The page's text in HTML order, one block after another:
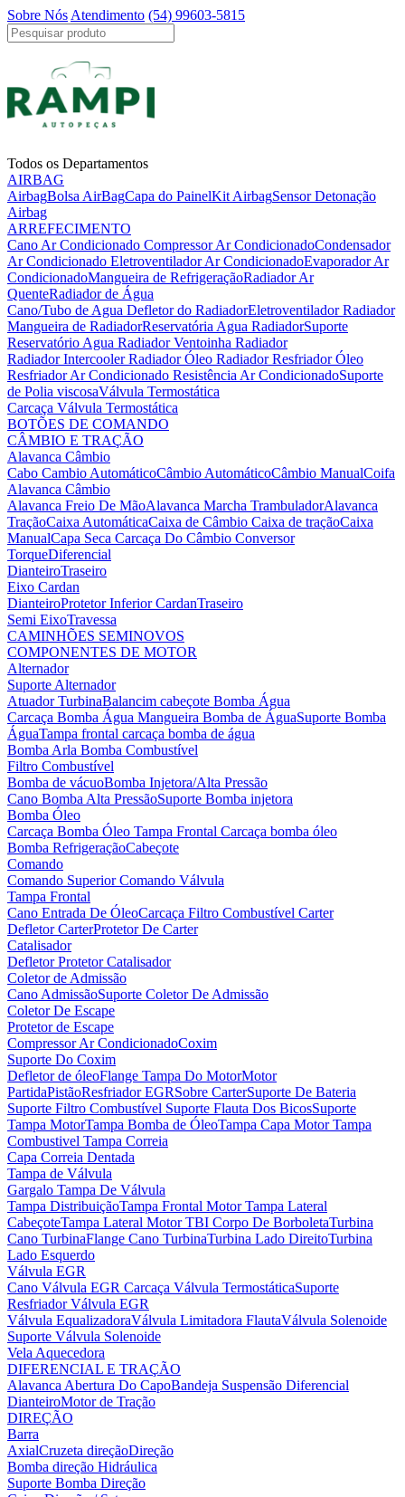
Sobre Nós Atendimento (54) 99603-5815
Todos os Departamentos
AIRBAG
AirbagBolsa AirBagCapa do PainelKit AirbagSensor Detonação
Airbag
ARREFECIMENTO
Cano Ar Condicionado Compressor Ar CondicionadoCondensador
Ar Condicionado Eletroventilador Ar CondicionadoEvaporador Ar
CondicionadoMangueira de RefrigeraçãoRadiador Ar
QuenteRadiador de Água
Cano/Tubo de Agua Defletor do RadiadorEletroventilador Radiador
Mangueira de RadiadorReservatória Agua RadiadorSuporte
Reservatório Agua RadiadorVentoinha Radiador
Radiador IntercoolerRadiador Óleo Radiador Resfriador Óleo
Resfriador Ar Condicionado Resistência Ar CondicionadoSuporte
de Polia viscosaVálvula Termostática
Carcaça Válvula Termostática
BOTÕES DE COMANDO
CÂMBIO E TRAÇÃO
Alavanca Câmbio
Cabo Cambio AutomáticoCâmbio AutomáticoCâmbio ManualCoifa
Alavanca Câmbio
Alavanca Freio De MãoAlavanca Marcha TrambuladorAlavanca
TraçãoCaixa AutomáticaCaixa de Câmbio Caixa de traçãoCaixa
ManualCapa Seca Carcaça Do Câmbio Conversor
TorqueDiferencial
DianteiroTraseiro
Eixo Cardan
DianteiroProtetor Inferior CardanTraseiro
Semi EixoTravessa
CAMINHÕES SEMINOVOS
COMPONENTES DE MOTOR
Alternador
Suporte Alternador
Atuador TurbinaBalancim cabeçote Bomba Água
Carcaça Bomba Água Mangueira Bomba de ÁguaSuporte Bomba
ÁguaTampa frontal carcaça bomba de água
Bomba Arla Bomba Combustível
Filtro Combustível
Bomba de vácuoBomba Injetora/Alta Pressão
Cano Bomba Alta PressãoSuporte Bomba injetora
Bomba Óleo
Carcaça Bomba Óleo Tampa Frontal Carcaça bomba óleo
Bomba RefrigeraçãoCabeçote
Comando
Comando SuperiorComando Válvula
Tampa Frontal
Cano Entrada De ÓleoCarcaça Filtro Combustível Carter
Defletor CarterProtetor De Carter
Catalisador
Defletor Protetor Catalisador
Coletor de Admissão
Cano AdmissãoSuporte Coletor De Admissão
Coletor De Escape
Protetor de Escape
Compressor Ar CondicionadoCoxim
Suporte Do Coxim
Defletor de óleoFlange Tampa Do MotorMotor
PartidaPistãoResfriador EGRSobre CarterSuporte De Bateria
Suporte Filtro Combustível Suporte Flauta Dos BicosSuporte
Tampa MotorTampa Bomba de ÓleoTampa Capa MotorTampa
Combustivel Tampa Correia
Capa Correia Dentada
Tampa de Válvula
Gargalo Tampa De Válvula
Tampa DistribuiçãoTampa Frontal MotorTampa Lateral
CabeçoteTampa Lateral MotorTBI Corpo De BorboletaTurbina
Cano TurbinaFlange Cano TurbinaTurbina Lado DireitoTurbina
Lado Esquerdo
Válvula EGR
Cano Válvula EGR Carcaça Válvula TermostáticaSuporte
Resfriador Válvula EGR
Válvula EqualizadoraVálvula Limitadora FlautaVálvula Solenoide
Suporte Válvula Solenoide
Vela Aquecedora
DIFERENCIAL E TRAÇÃO
Alavanca Abertura Do CapoBandeja Suspensão Diferencial
DianteiroMotor de Tração
DIREÇÃO
Barra
AxialCruzeta direçãoDireção
Bomba direção Hidráulica
Suporte Bomba Direção